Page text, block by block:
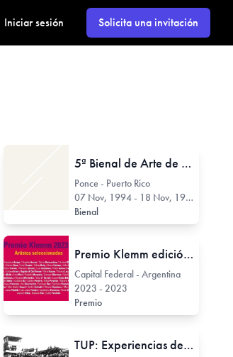
Iniciar sesión Solicita una invitación
5ª Bienal de Arte de Ponce
Ponce - Puerto Rico
07 Nov, 1994 - 18 Nov, 1994
Bienal
Premio Klemm edición 2023
Capital Federal - Argentina
2023 - 2023
Premio
TUP: Experiencias de Arte Colaborativo para después de la pega